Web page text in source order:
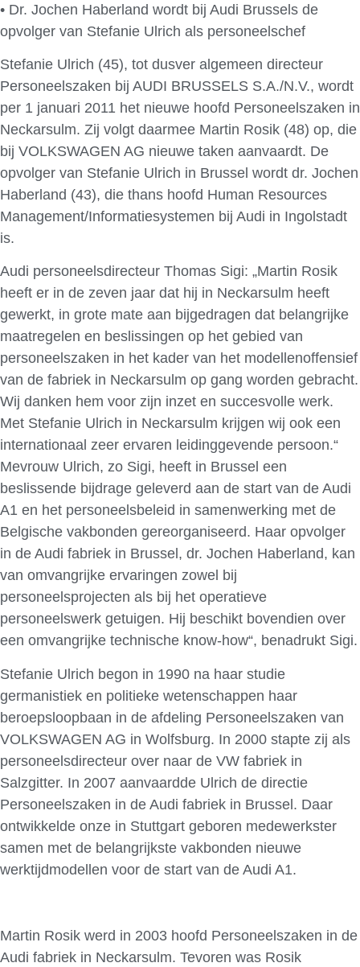
• Dr. Jochen Haberland wordt bij Audi Brussels de
opvolger van Stefanie Ulrich als personeelschef
Stefanie Ulrich (45), tot dusver algemeen directeur
Personeelszaken bij AUDI BRUSSELS S.A./N.V., wordt
per 1 januari 2011 het nieuwe hoofd Personeelszaken in
Neckarsulm. Zij volgt daarmee Martin Rosik (48) op, die
bij VOLKSWAGEN AG nieuwe taken aanvaardt. De
opvolger van Stefanie Ulrich in Brussel wordt dr. Jochen
Haberland (43), die thans hoofd Human Resources
Management/Informatiesystemen bij Audi in Ingolstadt
is.
Audi personeelsdirecteur Thomas Sigi: „Martin Rosik
heeft er in de zeven jaar dat hij in Neckarsulm heeft
gewerkt, in grote mate aan bijgedragen dat belangrijke
maatregelen en beslissingen op het gebied van
personeelszaken in het kader van het modellenoffensief
van de fabriek in Neckarsulm op gang worden gebracht.
Wij danken hem voor zijn inzet en succesvolle werk.
Met Stefanie Ulrich in Neckarsulm krijgen wij ook een
internationaal zeer ervaren leidinggevende persoon.“
Mevrouw Ulrich, zo Sigi, heeft in Brussel een
beslissende bijdrage geleverd aan de start van de Audi
A1 en het personeelsbeleid in samenwerking met de
Belgische vakbonden gereorganiseerd. Haar opvolger
in de Audi fabriek in Brussel, dr. Jochen Haberland, kan
van omvangrijke ervaringen zowel bij
personeelsprojecten als bij het operatieve
personeelswerk getuigen. Hij beschikt bovendien over
een omvangrijke technische know-how“, benadrukt Sigi.
Stefanie Ulrich begon in 1990 na haar studie
germanistiek en politieke wetenschappen haar
beroepsloopbaan in de afdeling Personeelszaken van
VOLKSWAGEN AG in Wolfsburg. In 2000 stapte zij als
personeelsdirecteur over naar de VW fabriek in
Salzgitter. In 2007 aanvaardde Ulrich de directie
Personeelszaken in de Audi fabriek in Brussel. Daar
ontwikkelde onze in Stuttgart geboren medewerkster
samen met de belangrijkste vakbonden nieuwe
werktijdmodellen voor de start van de Audi A1.
Martin Rosik werd in 2003 hoofd Personeelszaken in de
Audi fabriek in Neckarsulm. Tevoren was Rosik